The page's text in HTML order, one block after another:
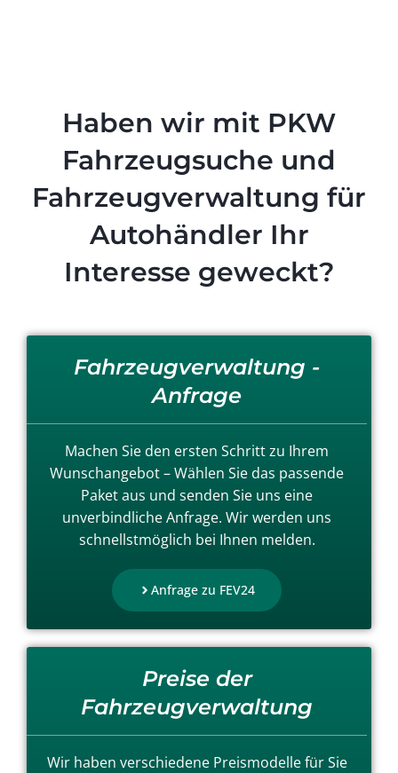
Haben wir mit PKW
Fahrzeugsuche und
Fahrzeugverwaltung für
Autohändler Ihr
Interesse geweckt?
Fahrzeugverwaltung -
Anfrage
Machen Sie den ersten Schritt zu Ihrem
Wunschangebot – Wählen Sie das passende
Paket aus und senden Sie uns eine
unverbindliche Anfrage. Wir werden uns
schnellstmöglich bei Ihnen melden.
Anfrage zu FEV24
Preise der
Fahrzeugverwaltung
Wir haben verschiedene Preismodelle für Sie